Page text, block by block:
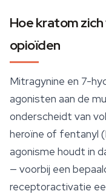
Hoe kratom
opioïden
Mitragynine en 7-
agonisten aan de
onderscheidt van
heroïne of fentanyl
agonisme houdt in
— voorbij een
receptoractivatie